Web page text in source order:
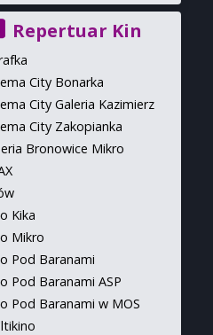
Repertuar Kin
City Bonarka
City Galeria Kazimierz
City Zakopianka
Bronowice Mikro
Kika
Mikro
Pod Baranami
Pod Baranami ASP
Pod Baranami w MOS